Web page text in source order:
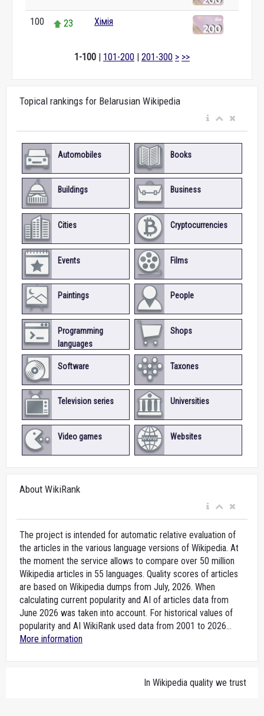
100 23 Хімія
1-100 | 101-200 | 201-300 > >>
Topical rankings for Belarusian Wikipedia
Automobiles Books
Buildings Business
Cities Cryptocurrencies
Events Films
Paintings People
Programming
languages
Shops
Software Taxones
Television series Universities
Video games Websites
About WikiRank
The project is intended for automatic relative evaluation of
the articles in the various language versions of Wikipedia. At
the moment the service allows to compare over 50 million
Wikipedia articles in 55 languages. Quality scores of articles
are based on Wikipedia dumps from July, 2026. When
calculating current popularity and AI of articles data from
June 2026 was taken into account. For historical values of
popularity and AI WikiRank used data from 2001 to 2026...
More information
In Wikipedia quality we trust